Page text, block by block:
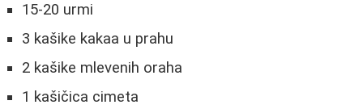
15-20 urmi
3 kašike kakaa u prahu
2 kašike mlevenih oraha
1 kašičica cimeta